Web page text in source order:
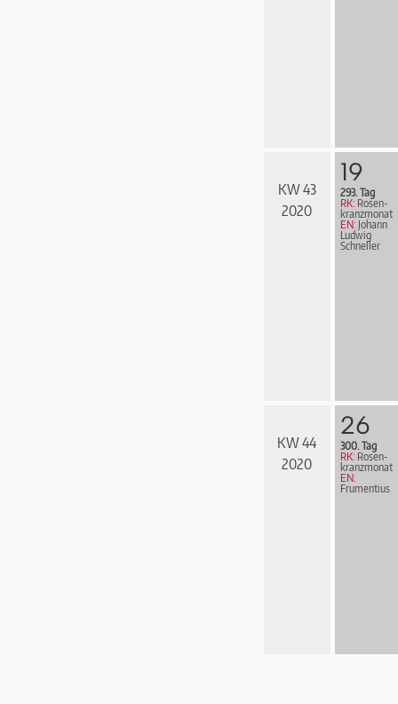
KW 43
2020
19
293. Tag
RK: Rosen­
kranz­mo­nat
EN: Johann
Ludwig
Schneller
KW 44
2020
26
300. Tag
RK: Rosen­
kranz­mo­nat
EN:
Frumentius